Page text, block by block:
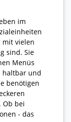
im
mit vielen
sind. Sie
Menüs
haltbar und
benötigen
Ob bei
- das